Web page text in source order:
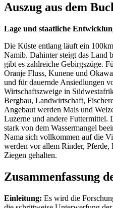
Auszug aus dem
Lage und staatliche
Die Küste entlang läuft ein
Namib. Dahinter steigt das Land
gibt es zahlreiche Gebirgszüge.
Oranje Fluss, Kunene und
und für dauernde Ansiedlungen
Wirtschaftszweige in
Bergbau, Landwirtschaft,
Angebaut werden Mais und
Luzerne und andere Futtermittel.
stark von dem Wassermangel
Nama sich vollkommen auf die
werden vor allem Rinder, Pferde,
Ziegen gehalten.
Zusammenfassung
Einleitung: Es wird die